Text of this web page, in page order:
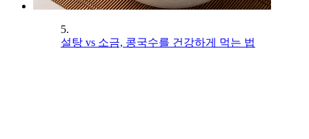
5.
설탕 vs 소금, 콩국수를 건강하게 먹는 법